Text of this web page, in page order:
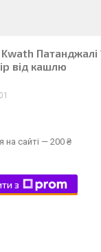
від кашлю
на сайті — 200 ₴
з